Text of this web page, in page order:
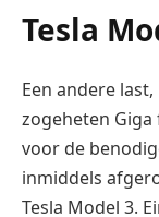
Tesla
Een andere
zogeheten
voor de
inmiddels
Tesla Model 3.